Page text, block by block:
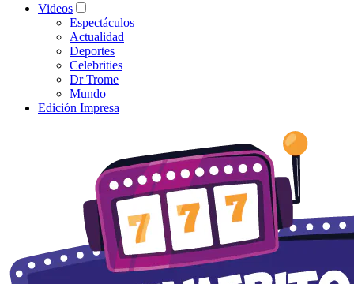
Videos
Espectáculos
Actualidad
Deportes
Celebrities
Dr Trome
Mundo
Edición Impresa